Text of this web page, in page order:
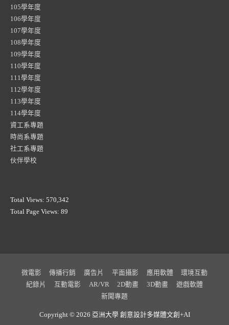
105學年度
106學年度
107學年度
108學年度
109學年度
110學年度
111學年度
112學年度
113學年度
114學年度
資工系專題
時尚系專題
社工系專題
伙伴學校
Total Views: 570,342
Total Page Views: 89
微電影 傳播行銷 廣告片 平面攝影 應用軟體
環境互動
紀錄片
互動電影 AR/VR 2D動畫 3D動畫
遊戲軟體
新聞專題
Copyright © 2026 亞洲大學 創意設計多媒體文創+AI